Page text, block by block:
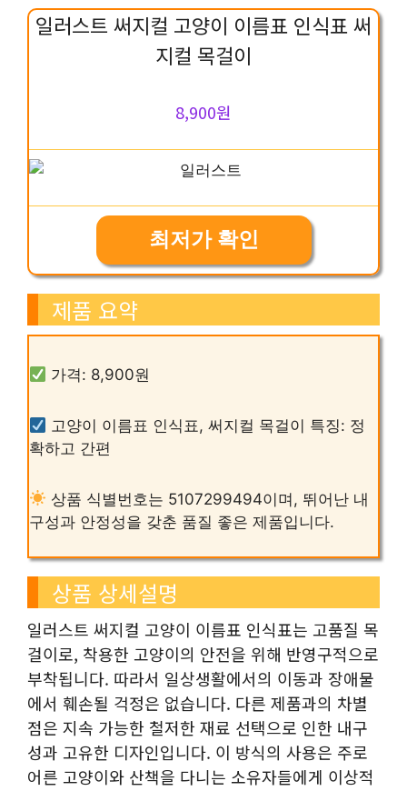
일러스트 써지컬 고양이 이름표 인식표 써
지컬 목걸이
8,900원
최저가 확인
제품 요약
가격: 8,900원
고양이 이름표 인식표, 써지컬 목걸이 특징: 정
확하고 간편
상품 식별번호는 5107299494이며, 뛰어난 내
구성과 안정성을 갖춘 품질 좋은 제품입니다.
상품 상세설명
일러스트 써지컬 고양이 이름표 인식표는 고품질 목
걸이로, 착용한 고양이의 안전을 위해 반영구적으로
부착됩니다. 따라서 일상생활에서의 이동과 장애물
에서 훼손될 걱정은 없습니다. 다른 제품과의 차별
점은 지속 가능한 철저한 재료 선택으로 인한 내구
성과 고유한 디자인입니다. 이 방식의 사용은 주로
어른 고양이와 산책을 다니는 소유자들에게 이상적